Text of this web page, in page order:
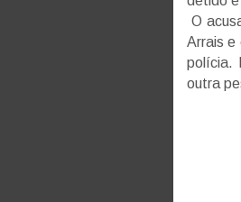
O
Arrais e
polícia.
outra